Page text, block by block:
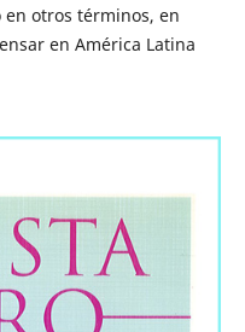
otros términos, en
en América Latina